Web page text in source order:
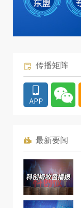
传播矩阵
最新要闻